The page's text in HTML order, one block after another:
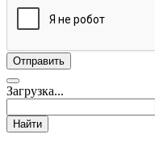
Загрузка...
Найти